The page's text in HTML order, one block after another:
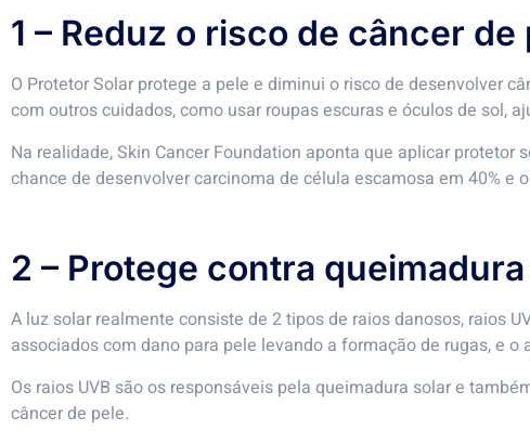
1 – Reduz o risco de câncer de
O Protetor Solar protege a pele e diminui o risco de desenvolver
com outros cuidados, como usar roupas escuras e óculos de sol,
Na realidade, Skin Cancer Foundation aponta que aplicar protetor
chance de desenvolver carcinoma de célula escamosa em 40% e
2 – Protege contra
A luz solar realmente consiste de 2 tipos de raios danosos, raios
associados com dano para pele levando a formação de rugas, e o
Os raios UVB são os responsáveis pela queimadura solar e
câncer de pele.